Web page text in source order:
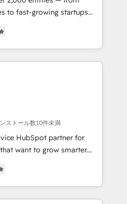
Impact Award 🏆2016
Impact Award 🏆2015
of the Year 🏆2015
Diamond 🏆2014
Award 🏆2014 HubSpot
HubSpot Marketplace
Became a HubSpot
to fast-growing startups
full potential of HubSpot.
industry expertise, we fuse
and AI innovation to deliver
• Onboarding for
& Content Hubs • AI voice
automation, and smart
HubSpot integration •
enablement • Website
• ERP integration: SAP,
any platform •
on HubSpot • Custom
ストール数10件未満
HubSpot partner for
want to grow smarter.
to lead generation and
it all (and with great